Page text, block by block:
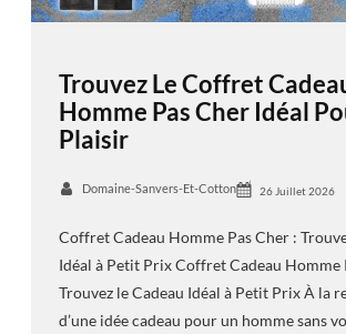
Trouvez Le Coffret
Homme Pas Cher Idéal
Plaisir
Domaine-Sanvers-Et-Cotton 26 Juillet 2026
Coffret Cadeau Homme Pas Cher :
Idéal à Petit Prix Coffret Cadeau Homme
Trouvez le Cadeau Idéal à Petit Prix À la
d’une idée cadeau pour un homme sans